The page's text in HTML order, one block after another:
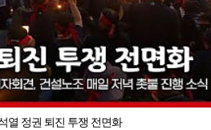
열 정권 퇴진 투쟁 전면화